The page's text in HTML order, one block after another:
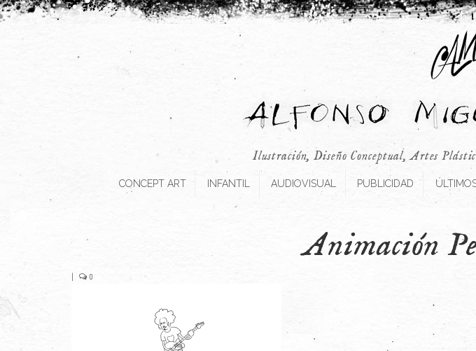
Ilustración, Diseño Conceptual, Artes
CONCEPT ART INFANTIL AUDIOVISUAL PUBLICIDAD
Animación
0